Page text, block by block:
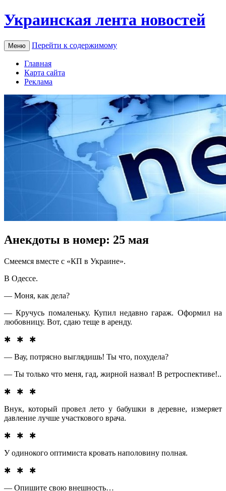
Украинская лента новостей
Меню Перейти к содержимому
Главная
Карта сайта
Реклама
Анекдоты в номер: 25 мая
Смeeмся вмeстe с «КП в Укрaинe».
В Одессе.
— Моня, как дела?
— Кручусь помаленьку. Купил недавно гараж. Оформил на
любовницу. Вот, сдаю теще в аренду.
✱ ✱ ✱
— Вау, потрясно выглядишь! Ты что, похудела?
— Ты только что меня, гад, жирной назвал! В ретроспективе!..
✱ ✱ ✱
Внук, который провел лето у бабушки в деревне, измеряет
давление лучше участкового врача.
✱ ✱ ✱
Уодинокого оптимиста кровать наполовину полная.
✱ ✱ ✱
— Опишите свою внешность…